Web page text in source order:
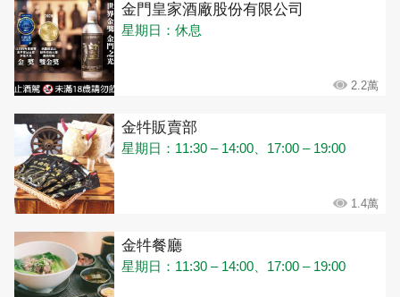
金門皇家酒廠股份有限公司
星期日：休息
2.2萬
金牪販賣部
星期日：11:30 – 14:00、17:00 – 19:00
1.4萬
金牪餐廳
星期日：11:30 – 14:00、17:00 – 19:00